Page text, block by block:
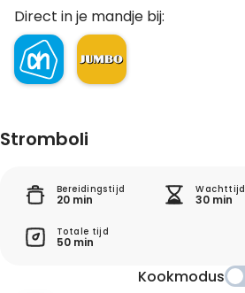
Direct in je mandje bij:
Stromboli
Bereidingstijd
20 min
Wachttijd
30 min
Totale tijd
50 min
Kookmodus